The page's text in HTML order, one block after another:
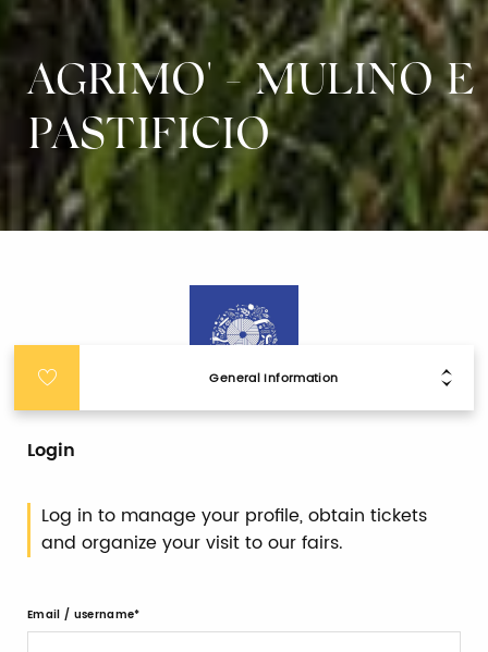
AGRIMO' - MULINO E
PASTIFICIO
General Information
Login
Log in to manage your profile, obtain tickets
and organize your visit to our fairs.
Email / username